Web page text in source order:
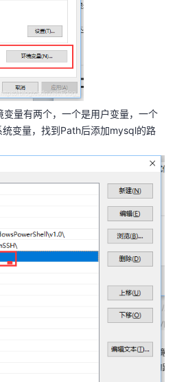
量有两个，一个是用户变量，一个
变量，找到Path后添加mysql的路